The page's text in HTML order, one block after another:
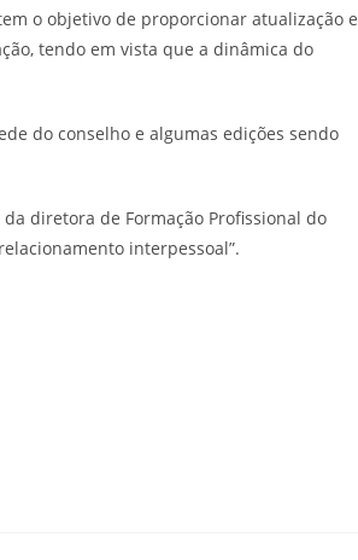
o objetivo de proporcionar atualização e
tendo em vista que a dinâmica do
do conselho e algumas edições sendo
diretora de Formação Profissional do
interpessoal”.